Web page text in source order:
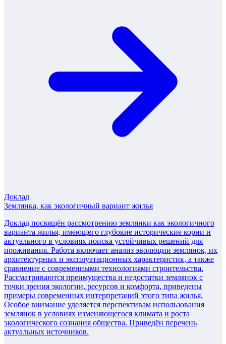
Доклад
Землянка, как экологичный вариант жилья
Доклад посвящён рассмотрению землянки как экологичного
варианта жилья, имеющего глубокие исторические корни и
актуального в условиях поиска устойчивых решений для
проживания. Работа включает анализ эволюции землянок, их
архитектурных и эксплуатационных характеристик, а также
сравнение с современными технологиями строительства.
Рассматриваются преимущества и недостатки землянок с
точки зрения экологии, ресурсов и комфорта, приведены
примеры современных интерпретаций этого типа жилья.
Особое внимание уделяется перспективам использования
землянок в условиях изменяющегося климата и роста
экологического сознания общества. Приведён перечень
актуальных источников.